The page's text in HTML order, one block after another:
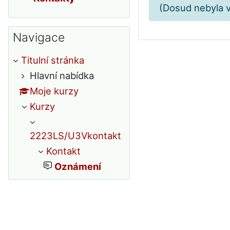
(Dosud nebyla
Přeskočit: Navigace
Navigace
Titulní stránka
Hlavní nabídka
Moje kurzy
Kurzy
2223LS/U3Vkontakt
Kontakt
Oznámení